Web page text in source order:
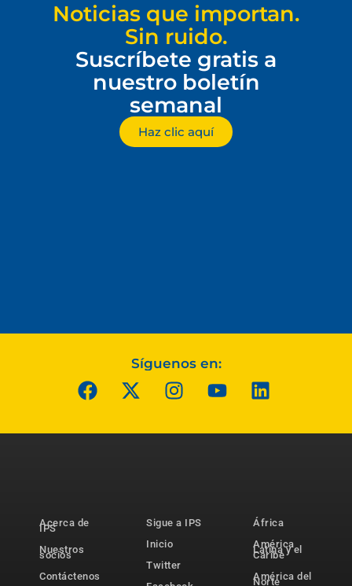
Noticias que importan.
Sin ruido.
Suscríbete gratis a
nuestro boletín
semanal
Haz clic aquí
Síguenos en:
Acerca de
IPS
Nuestros
socios
Contáctenos
Sigue a IPS
Inicio
Twitter
África
América
Latina y el
Caribe
América del
Norte